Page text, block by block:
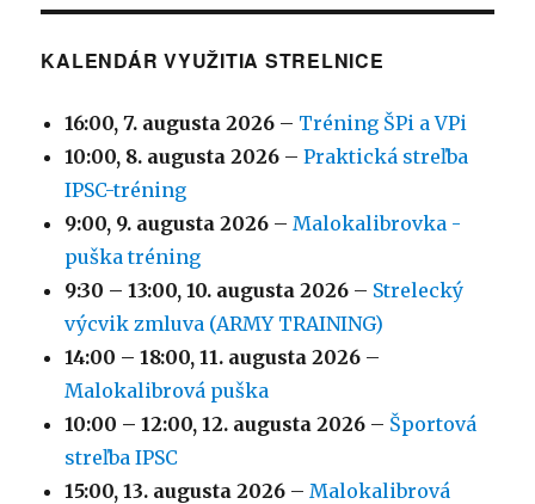
KALENDÁR VYUŽITIA STRELNICE
16:00,7. augusta 2026 – Tréning ŠPi a VPi
10:00, 8. augusta 2026 –Praktická streľba
IPSC-tréning
9:00, 9. augusta 2026 – Malokalibrovka -
puška tréning
9:30 – 13:00,10. augusta 2026 – Strelecký
výcvik zmluva (ARMY TRAINING)
14:00 – 18:00,11. augusta 2026 –
Malokalibrová puška
10:00 – 12:00,12. augusta 2026 – Športová
streľba IPSC
15:00,13. augusta 2026 – Malokalibrová